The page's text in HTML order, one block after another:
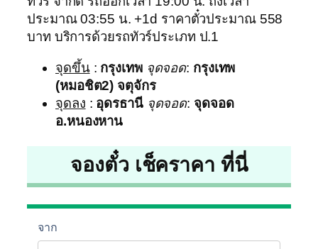
ประมาณ 03:55 น. +1d ราคาตั๋วประมาณ 558
บาท บริการด้วยรถทัวร์ประเภท ป.1
จุดขึ้น: กรุงเทพ จุดจอด: กรุงเทพ
(หมอชิต2) จตุจักร
จุดลง : อุดรธานี จุดจอด: จุดจอด
อ.หนองหาน
จองตั๋ว เช็คราคา ที่นี่